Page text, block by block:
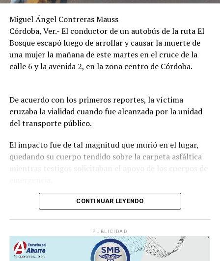
Miguel Ángel Contreras Mauss
Córdoba, Ver.- El conductor de un autobús de la ruta El
Bosque escapó luego de arrollar y causar la muerte de
una mujer la mañana de este martes en el cruce de la
calle 6 y la avenida 2, en la zona centro de Córdoba.
De acuerdo con los primeros reportes, la víctima
cruzaba la vialidad cuando fue alcanzada por la unidad
del transporte público.
El impacto fue de tal magnitud que murió en el lugar,
quedando su cuerpo tendido sobre la carpeta asfáltica
mientras testigos solicitaban el apoyo de los cuerpos de
movilizó a corporaciones de seguridad para tratar de
ubicar tanto al responsable como al vehículo.
CONTINUAR LEYENDO
PUBLICIDAD